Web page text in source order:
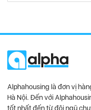
Alphahousing là đơn vị
Hà Nội. Đến với
tốt nhất đến từ đội ngũ